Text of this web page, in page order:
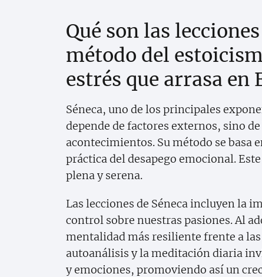
Qué son las
método del
estrés que arrasa en
Séneca, uno de los principales
depende de factores externos, sino
acontecimientos. Su método se basa
práctica del desapego emocional.
plena y serena.
Las lecciones de Séneca incluyen la
control sobre nuestras pasiones. Al
mentalidad más resiliente frente a las
autoanálisis y la meditación diaria
y emociones, promoviendo así un